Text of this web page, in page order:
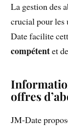
La gestion des
crucial pour les
Date facilite
compétentet
offres
JM-Date